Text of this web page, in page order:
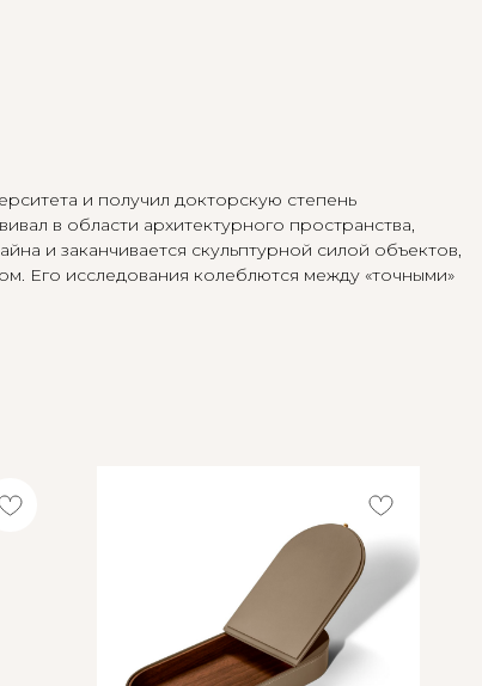
и получил докторскую степень
в области архитектурного пространства,
и заканчивается скульптурной силой объектов,
Его исследования колеблются между «точными»